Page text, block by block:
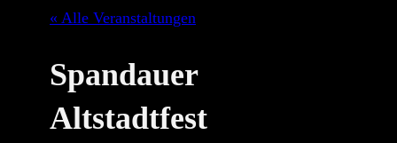
« Alle Veranstaltungen
Spandauer
Altstadtfest